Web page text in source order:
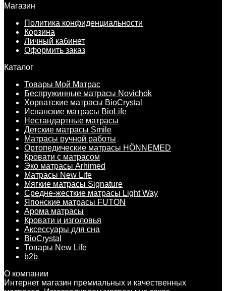
Магазин
Политика конфиденциальности
Корзина
Личный кабинет
Оформить заказ
Каталог
Товары Мой Матрас
Беспружинные матрасы Novichok
Хорватские матрасы BioCrystal
Испанские матрасы BioLife
Нестандартные матрасы
Детские матрасы Smile
Матрасы ручной работы
Ортопедические матрасы HÖNNEMED
Кровати с матрасом
Эко матрасы Arhimed
Матрасы New Life
Мягкие матрасы Signature
Средне-жесткие матрасы Light Way
Японские матрасы FUTON
Арома матрасы
Кровати и изголовья
Аксессуары для сна
BioCrystal
Товары New Life
b2b
О компании
Интернет магазин премиальных и качественных